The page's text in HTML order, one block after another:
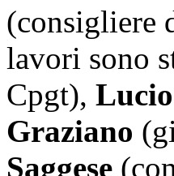
(consigliere
lavori sono
Cpgt),
Graziano
Saggese